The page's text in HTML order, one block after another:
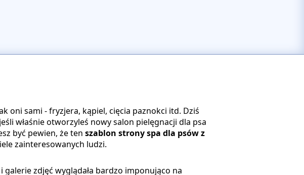
oni sami - fryzjera, kąpiel, cięcia paznokci itd. Dziś
właśnie otworzyleś nowy salon pielęgnacji dla psa
być pewien, że ten szablon strony spa dla psów z
zainteresowanych ludzi.
zdjęć wyglądała bardzo imponująco na